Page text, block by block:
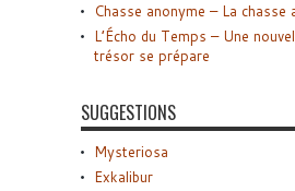
Chasse anonyme – La chasse
L’Écho du Temps – Une
trésor se prépare
SUGGESTIONS
Mysteriosa
Exkalibur